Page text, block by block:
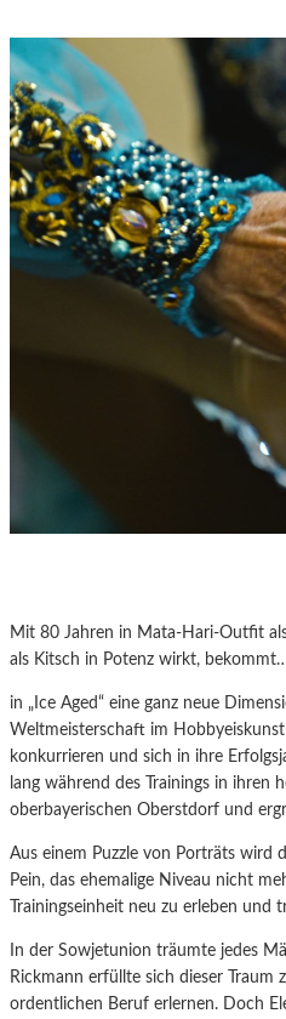
Mit 80 Jahren in Mata-Hari-Outfit
als Kitsch in Potenz wirkt,
in „Ice Aged“ eine ganz neue
Weltmeisterschaft im
konkurrieren und sich in ihre
lang während des Trainings in ihren
oberbayerischen Oberstdorf und
Aus einem Puzzle von Porträts wird
Pein, das ehemalige Niveau nicht
Trainingseinheit neu zu erleben
In der Sowjetunion träumte jedes
Rickmann erfüllte sich dieser Traum
ordentlichen Beruf erlernen. Doch